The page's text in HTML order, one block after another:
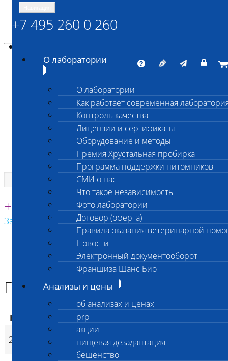
ШАНС БИО
Независимая ветеринарная лаборатория
Единая круглосуточная справочная
+7 495 260 0 260
Заказать звонок с сайта
+7 495 260 0 260
О лаборатории
О лаборатории
Как работает современная
Контроль качества
Лицензии и сертификаты
Оборудование и методы
Премия Хрустальная пробирка
Программа поддержки питомников
СМИ о нас
Что такое независимость
Фото лаборатории
Договор (оферта)
Правила оказания ветеринарной
Новости
Электронный документооборот
Франшиза Шанс Био
Анализы и цены
об анализах и ценах
prp
акции
пищевая дезадаптация
бешенство
Главная страница
Анализы и цены
ГЕНЕТИКА КОШЕК
Гипокалиемия бурм (BHК)
Гипокалиемия бурм (BHК)
Код Наименование услуг
2896
Гипокалиемия бурм
(BHК)
2 400p